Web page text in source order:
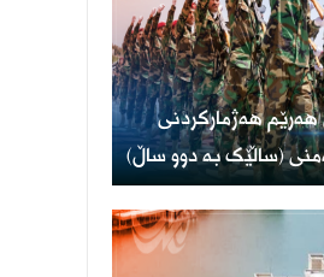
هەژمارکردنی
(ساڵێک بە دوو ساڵ)